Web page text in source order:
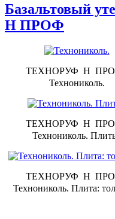
Базальтовый
Н ПРОФ
ТЕХНОРУФ Н
Технониколь.
ТЕХНОРУФ Н
Технониколь.
ТЕХНОРУФ Н
Технониколь. Плита: